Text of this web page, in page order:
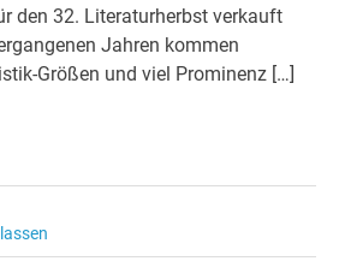
den 32. Literaturherbst verkauft
Jahren kommen
Größen und viel Prominenz […]